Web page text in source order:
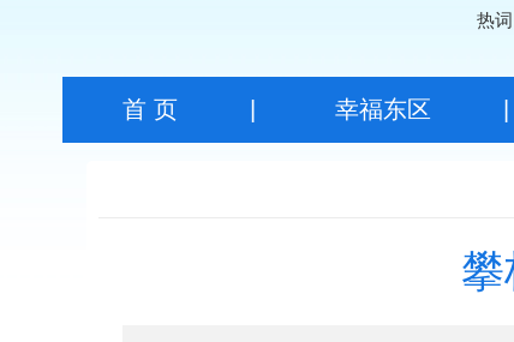
热词
首 页| 幸福东区